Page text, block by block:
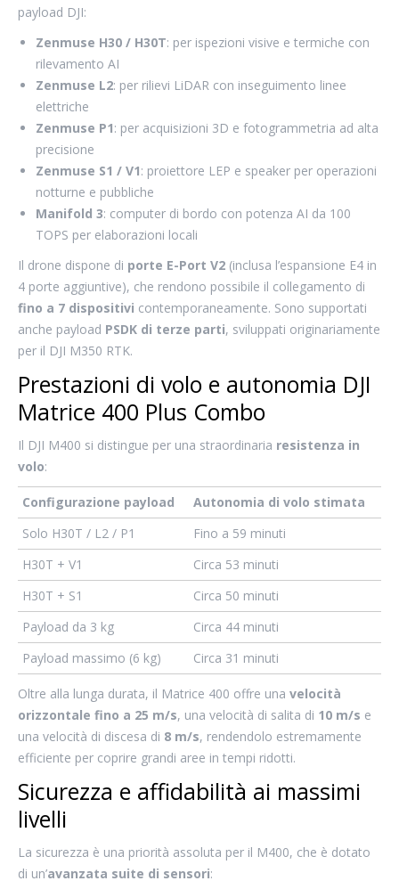
payload DJI:
Zenmuse H30 / H30T: per ispezioni visive e termiche con
rilevamento AI
Zenmuse L2: per rilievi LiDAR con inseguimento linee
elettriche
Zenmuse P1: per acquisizioni 3D e fotogrammetria ad alta
precisione
Zenmuse S1 / V1: proiettore LEP e speaker per operazioni
notturne e pubbliche
Manifold 3: computer di bordo con potenza AI da 100
TOPS per elaborazioni locali
Il drone dispone di porte E-Port V2 (inclusa l’espansione E4 in
4 porte aggiuntive), che rendono possibile il collegamento di
fino a 7 dispositivi contemporaneamente. Sono supportati
anche payload PSDK di terze parti, sviluppati originariamente
per il DJI M350 RTK.
Prestazioni di volo e autonomia DJI
Matrice 400 Plus Combo
Il DJI M400 si distingue per una straordinaria resistenza in
volo:
Configurazione payload
Autonomia di volo stimata
Solo H30T / L2 / P1
Fino a 59 minuti
H30T + V1
Circa 53 minuti
H30T + S1
Circa 50 minuti
Payload da 3 kg
Circa 44 minuti
Payload massimo (6 kg)
Circa 31 minuti
Oltre alla lunga durata, il Matrice 400 offre una velocità
orizzontale fino a 25 m/s, una velocità di salita di 10 m/s e
una velocità di discesa di 8 m/s, rendendolo estremamente
efficiente per coprire grandi aree in tempi ridotti.
Sicurezza e affidabilità ai massimi
livelli
La sicurezza è una priorità assoluta per il M400, che è dotato
di un’avanzata suite di sensori: